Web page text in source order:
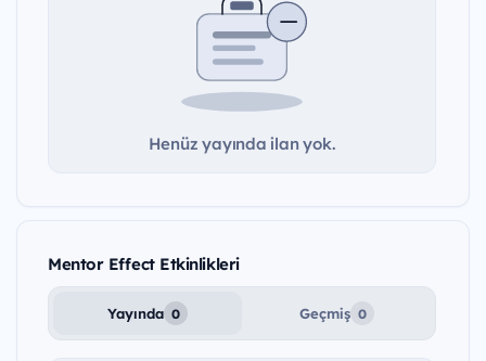
Henüz yayında ilan yok.
Mentor Effect Etkinlikleri
Yayında 0 Geçmiş 0